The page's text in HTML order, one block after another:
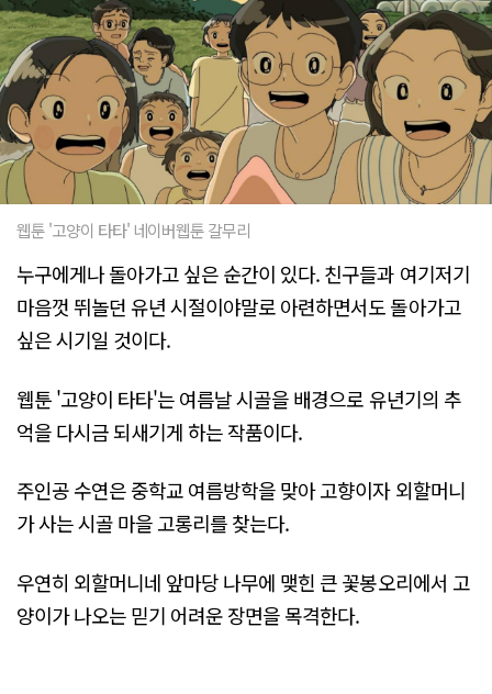
웹툰 '고양이 타타' 네이버웹툰 갈무리
누구에게나 돌아가고 싶은 순간이 있다. 친구들과 여기저기
마음껏 뛰놀던 유년 시절이야말로 아련하면서도 돌아가고
싶은 시기일 것이다.
웹툰 '고양이 타타'는 여름날 시골을 배경으로 유년기의 추
억을 다시금 되새기게 하는 작품이다.
주인공 수연은 중학교 여름방학을 맞아 고향이자 외할머니
가 사는 시골 마을 고롱리를 찾는다.
우연히 외할머니네 앞마당 나무에 맺힌 큰 꽃봉오리에서 고
양이가 나오는 믿기 어려운 장면을 목격한다.